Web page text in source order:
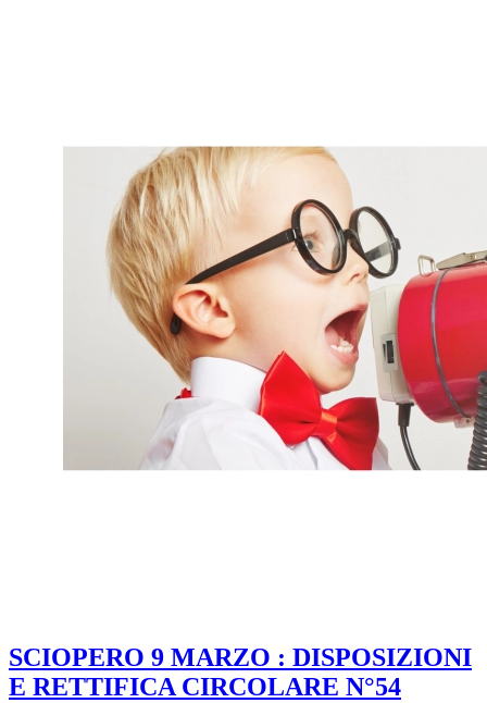
SCIOPERO 9 MARZO : DISPOSIZIONI
E RETTIFICA CIRCOLARE N°54